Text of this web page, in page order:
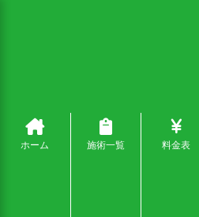
ホーム 施術一覧 料金表